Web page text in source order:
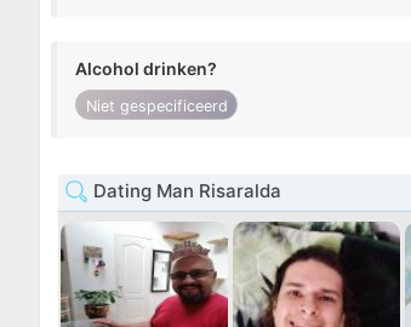
Alcohol drinken?
Niet gespecificeerd
Dating Man Risaralda